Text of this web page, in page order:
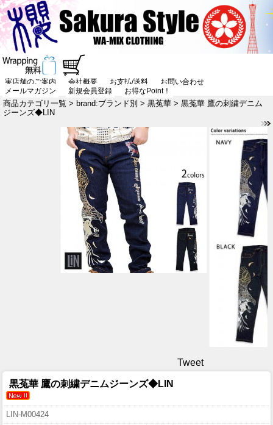
実店舗のご案内 会社概要 お支払/送料
お問い合わせ
メールマガジン
新規会員登録 お得なPoint！
商品カテゴリ一覧 > brand:ブランド別 > 黒菟華 > 黒菟華 鷹の刺繍デニム
ジーンズ◆LIN
Tweet
黒菟華 鷹の刺繍デニムジーンズ◆LIN
LIN-M00424